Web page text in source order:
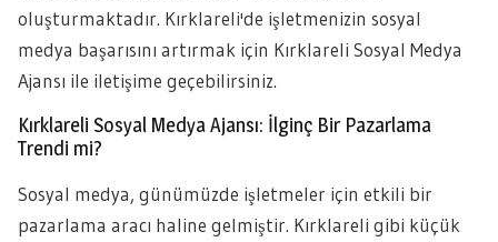
oluşturmaktadır. Kırklareli'de işletmenizin sosyal
medya başarısını artırmak için Kırklareli Sosyal Medya
Ajansı ile iletişime geçebilirsiniz.
Kırklareli Sosyal Medya Ajansı: İlginç Bir Pazarlama
Trendi mi?
Sosyal medya, günümüzde işletmeler için etkili bir
pazarlama aracı haline gelmiştir. Kırklareli gibi küçük